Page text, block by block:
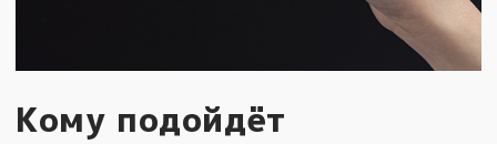
Кому подойдёт